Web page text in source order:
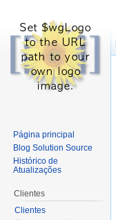
Página principal
Blog Solution Source
Histórico de
Atualizações
Clientes
Clientes